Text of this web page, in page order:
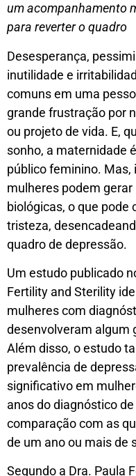
um acompanhamento
para reverter o quadro
Desesperança,
inutilidade e
comuns em uma
grande frustração por
ou projeto de vida. E,
sonho, a maternidade
público feminino.
mulheres podem
biológicas, o que pode
tristeza,
quadro de depressão.
Um estudo publicado
Fertility and Sterility
mulheres com
desenvolveram algum
Além disso, o estudo
prevalência de
significativo em
anos do diagnóstico
comparação com as
de um ano ou mais de
Segundo a Dra. Paula